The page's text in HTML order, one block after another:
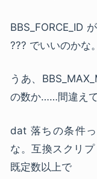
BBS_FORCE_ID
??? でいいのかな。
うあ、
の数か……間違えて
dat 落ちの条件
な。互換スクリ
既定数以上で